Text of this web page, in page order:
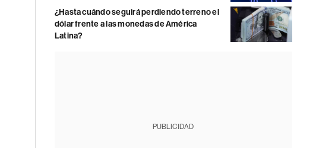
¿Hasta cuándo seguirá perdiendo terreno el
dólar frente a las monedas de América
Latina?
PUBLICIDAD